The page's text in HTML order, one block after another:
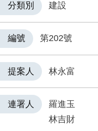
分類別 建設
編號 第202號
提案人 林永富
連署人
羅進玉
林吉財